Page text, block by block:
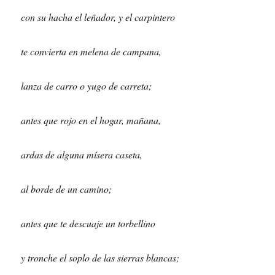
con su hacha el leñador, y el carpintero
te convierta en melena de campana,
lanza de carro o yugo de carreta;
antes que rojo en el hogar, mañana,
ardas de alguna mísera caseta,
al borde de un camino;
antes que te descuaje un torbellino
y tronche el soplo de las sierras blancas;